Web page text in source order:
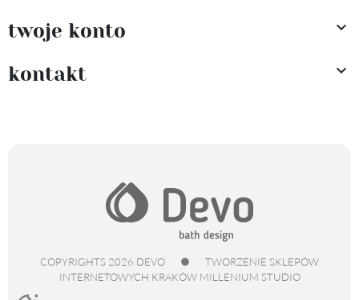
twoje konto 
kontakt 
COPYRIGHTS 2026 DEVO ●
TWORZENIE SKLEPÓW
INTERNETOWYCH KRAKÓW MILLENIUM STUDIO